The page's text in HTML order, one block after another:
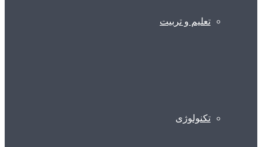
تعلیم و تربیت
تکنولوژی